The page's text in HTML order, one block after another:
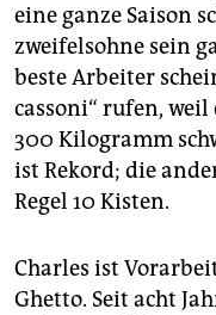
eine ganze Saison
zweifelsohne sein
beste Arbeiter
cassoni“ rufen, weil
300 Kilogramm
ist Rekord; die
Regel 10 Kisten.
Charles ist
Ghetto. Seit acht